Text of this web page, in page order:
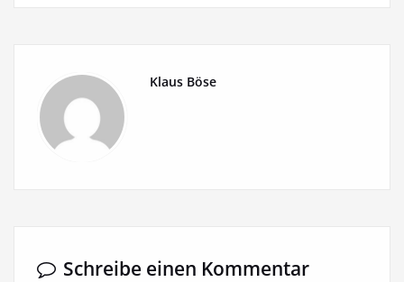
Klaus Böse
Schreibe einen Kommentar